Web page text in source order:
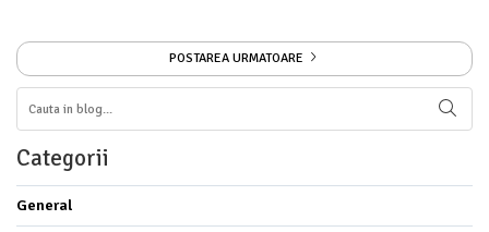
POSTAREA URMATOARE
Categorii
General